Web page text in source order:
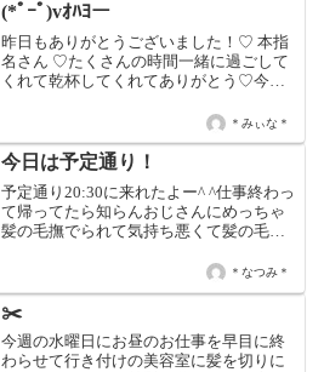
(*ﾟｰﾟ)vｵﾊﾖー
昨日もありがとうございました！♡ 本指
名さん ♡たくさんの時間一緒に過ごして
くれて乾杯してくれてありがとう♡今日
名 パネル指名さん ♡初めましてやのに指
う；＿；仲良し...
＊みぃな＊
今日は予定通り！
予定通り20:30に来れたよー^ ^仕事終わっ
て帰ってたら知らんおじさんにめっちゃ
髪の毛撫でられて気持ち悪くて髪の毛洗
大丈夫やった😂笑久しぶりにやばい人に
ディズニ...
＊なつみ＊
✂️
今週の水曜日にお昼のお仕事を早目に終
わらせて行き付けの美容室に髪を切りに